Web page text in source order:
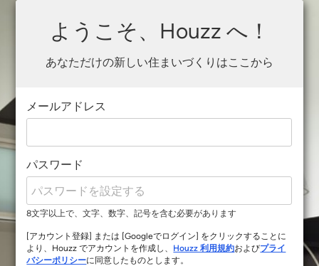
ようこそ、Houzz へ！
あなただけの新しい住まいづくりはここから
メールアドレス
パスワード
8文字以上で、文字、数字、記号を含む必要があります
[アカウント登録] または [Googleでログイン] をクリックすることに
より、Houzz でアカウントを作成し、 Houzz 利用規約およびプライ
バシーポリシーに同意したものとします。